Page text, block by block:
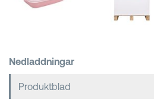
Nedladdningar
Produktblad